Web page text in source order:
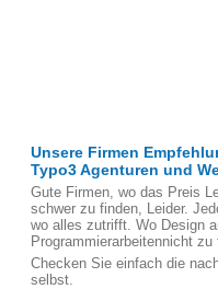
Unsere Firmen
Typo3 Agenturen und
Gute Firmen, wo das Preis
schwer zu finden, Leider.
wo alles zutrifft. Wo Design
Programmierarbeitennicht zu
Checken Sie einfach die
selbst.